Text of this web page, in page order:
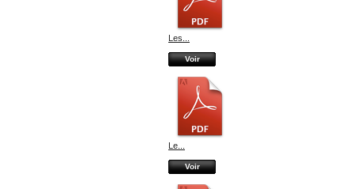
Les...
Voir
Le...
Voir